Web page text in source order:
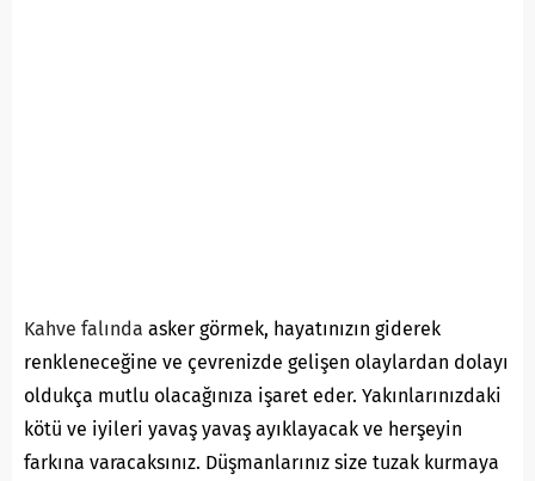
Kahve falında asker görmek, hayatınızın giderek
renkleneceğine ve çevrenizde gelişen olaylardan dolayı
oldukça mutlu olacağınıza işaret eder. Yakınlarınızdaki
kötü ve iyileri yavaş yavaş ayıklayacak ve herşeyin
farkına varacaksınız. Düşmanlarınız size tuzak kurmaya